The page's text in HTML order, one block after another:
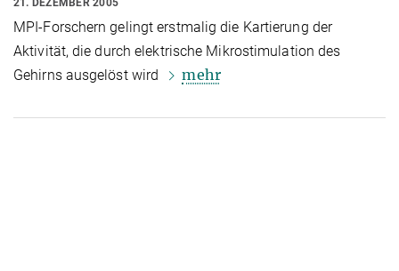
21. DEZEMBER 2005
MPI-Forschern gelingt erstmalig die Kartierung der
Aktivität, die durch elektrische Mikrostimulation des
Gehirns ausgelöst wird
mehr